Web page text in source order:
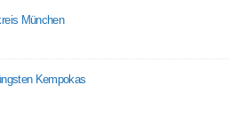
München
Kempokas